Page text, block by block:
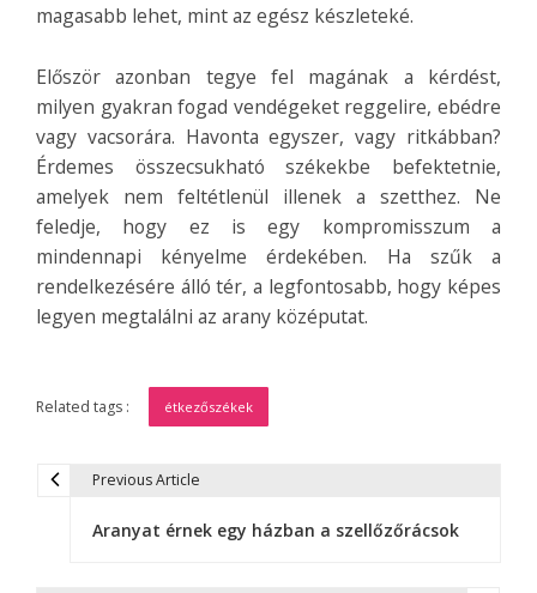
magasabb lehet, mint az egész készleteké.
Először azonban tegye fel magának a kérdést,
milyen gyakran fogad vendégeket reggelire, ebédre
vagy vacsorára. Havonta egyszer, vagy ritkábban?
Érdemes összecsukható székekbe befektetnie,
amelyek nem feltétlenül illenek a szetthez. Ne
feledje, hogy ez is egy kompromisszum a
mindennapi kényelme érdekében. Ha szűk a
rendelkezésére álló tér, a legfontosabb, hogy képes
legyen megtalálni az arany középutat.
Related tags : étkezőszékek
Previous Article
Aranyat érnek egy házban a szellőzőrácsok